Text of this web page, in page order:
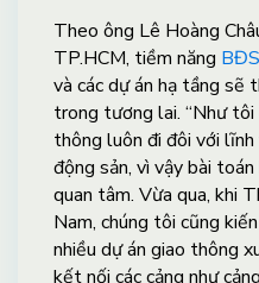
Theo ông Lê Hoàng
TP.HCM, tiềm năng BĐS
và các dự án hạ tầng sẽ
trong tương lai. “Như tôi
thông luôn đi đôi với
động sản, vì vậy bài
quan tâm. Vừa qua, khi
Nam, chúng tôi cũng
nhiều dự án giao thông
kết nối các cảng như